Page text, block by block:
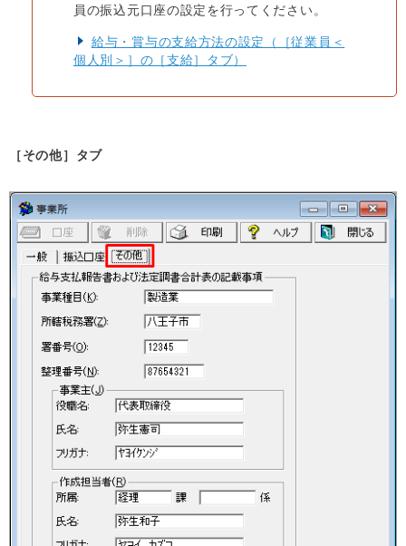
員の振込元口座の設定を行ってください。
給与・賞与の支給方法の設定（［従業員＜
個人別＞］の［支給］タブ）
［その他］タブ